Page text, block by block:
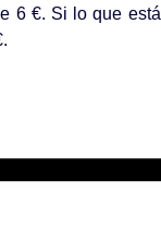
6 €. Si lo que